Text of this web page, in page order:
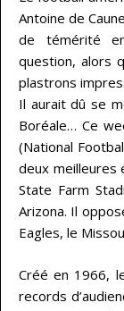
Antoine de
de témérité
question, alors
plastrons
Il aurait dû se
Boréale… Ce
(National
deux meilleures
State Farm
Arizona. Il
Eagles, le
Créé en 1966,
records